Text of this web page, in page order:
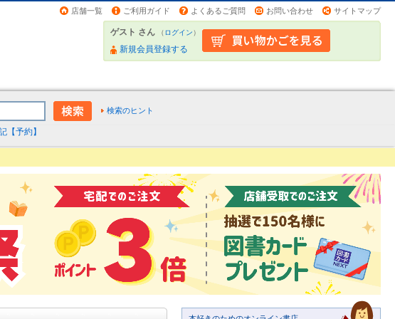
店舗一覧 ご利用ガイド よくあるご質問 お問い合わせ サイトマップ
ゲスト さん （ログイン）
新規会員登録する
検索のヒント
【予約】